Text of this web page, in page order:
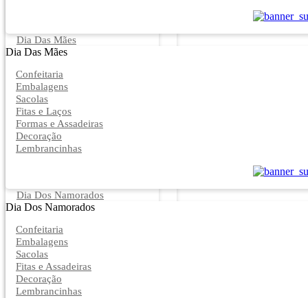
Dia Das Mães
Dia Das Mães
Confeitaria
Embalagens
Sacolas
Fitas e Laços
Formas e Assadeiras
Decoração
Lembrancinhas
Dia Dos Namorados
Dia Dos Namorados
Confeitaria
Embalagens
Sacolas
Fitas e Assadeiras
Decoração
Lembrancinhas